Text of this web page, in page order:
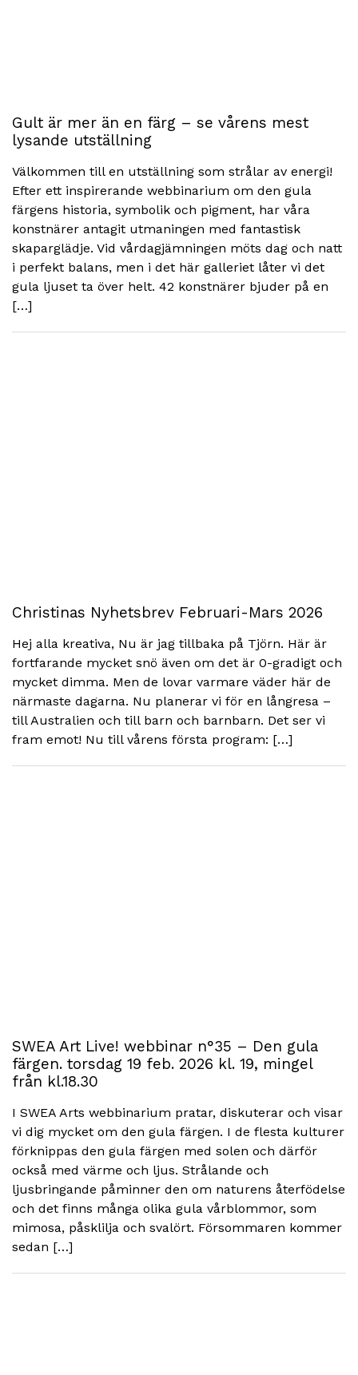
Gult är mer än en färg – se vårens mest
lysande utställning
Välkommen till en utställning som strålar av energi!
Efter ett inspirerande webbinarium om den gula
färgens historia, symbolik och pigment, har våra
konstnärer antagit utmaningen med fantastisk
skaparglädje. Vid vårdagjämningen möts dag och natt
i perfekt balans, men i det här galleriet låter vi det
gula ljuset ta över helt. 42 konstnärer bjuder på en
[…]
Christinas Nyhetsbrev Februari-Mars 2026
Hej alla kreativa, Nu är jag tillbaka på Tjörn. Här är
fortfarande mycket snö även om det är 0-gradigt och
mycket dimma. Men de lovar varmare väder här de
närmaste dagarna. Nu planerar vi för en långresa –
till Australien och till barn och barnbarn. Det ser vi
fram emot! Nu till vårens första program: […]
SWEA Art Live! webbinar n°35 – Den gula
färgen. torsdag 19 feb. 2026 kl. 19, mingel
från kl.18.30
I SWEA Arts webbinarium pratar, diskuterar och visar
vi dig mycket om den gula färgen. I de flesta kulturer
förknippas den gula färgen med solen och därför
också med värme och ljus. Strålande och
ljusbringande påminner den om naturens återfödelse
och det finns många olika gula vårblommor, som
mimosa, påsklilja och svalört. Försommaren kommer
sedan […]